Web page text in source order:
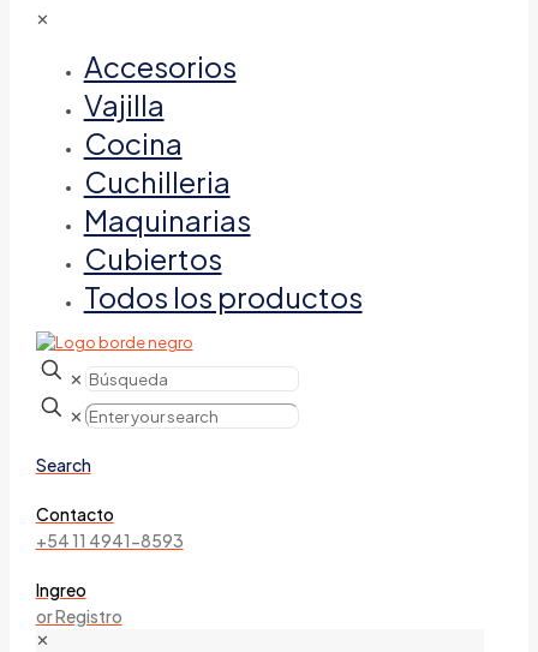
✕
Accesorios
Vajilla
Cocina
Cuchilleria
Maquinarias
Cubiertos
Todos los productos
✕
✕
Search
Contacto
+54 11 4941-8593
Ingreo
or Registro
✕